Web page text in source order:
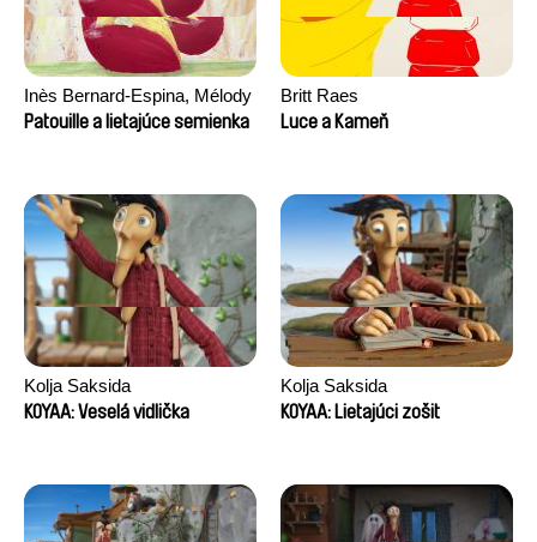
Inès Bernard-Espina, Mélody
Boulissière, Clémentine
Patouille a lietajúce semienka
Britt Raes
Luce a Kameň
Kolja Saksida
KOYAA: Veselá vidlička
Kolja Saksida
KOYAA: Lietajúci zošit